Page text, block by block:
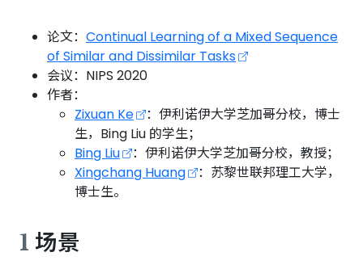
论文： Continual Learning of a Mixed Sequence
of Similar and Dissimilar Tasks
会议：NIPS 2020
作者：
Zixuan Ke
：伊利诺伊大学芝加哥分校，博士
生，Bing Liu 的学生；
Bing Liu
：伊利诺伊大学芝加哥分校，教授；
Xingchang Huang
：苏黎世联邦理工大学，
博士生。
1 场景